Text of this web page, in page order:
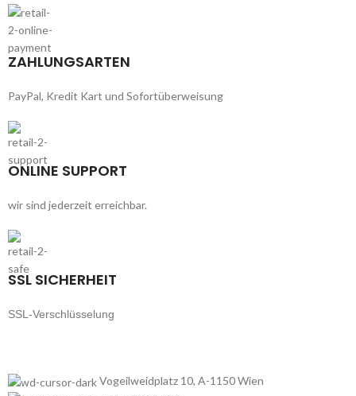
ZAHLUNGSARTEN
PayPal, Kredit Kart und Sofortüberweisung
ONLINE SUPPORT
wir sind jederzeit erreichbar.
SSL SICHERHEIT
SSL-Verschlüsselung
Vogeilweidplatz 10, A-1150 Wien